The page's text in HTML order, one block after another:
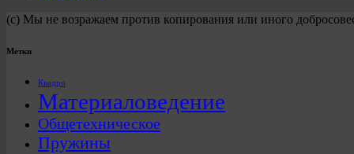
(с) Мы не возражаем против копирования или иного
Метки
Квадро
Материаловедение
Общетехническое
Пружины